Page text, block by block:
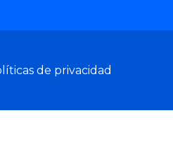
de privacidad